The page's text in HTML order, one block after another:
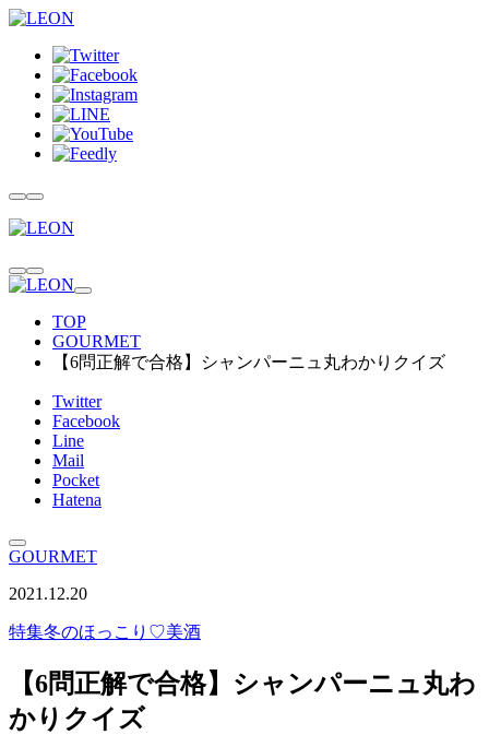
TOP
GOURMET
【6問正解で合格】シャンパーニュ丸わかりクイズ
Twitter
Facebook
Line
Mail
Pocket
Hatena
GOURMET
2021.12.20
特集冬のほっこり♡美酒
【6問正解で合格】シャンパーニュ丸わ
かりクイズ